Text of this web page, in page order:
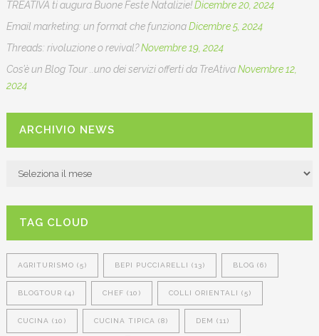
TREATIVA ti augura Buone Feste Natalizie!Dicembre 20, 2024
Email marketing: un format che funzionaDicembre 5, 2024
Threads: rivoluzione o revival?Novembre 19, 2024
Cos’è un Blog Tour ..uno dei servizi offerti da TreAtivaNovembre 12,
2024
ARCHIVIO NEWS
ARCHIVIO
TAG CLOUD
AGRITURISMO (5) BEPI PUCCIARELLI (13) BLOG (6)
BLOGTOUR (4) CHEF (10) COLLI ORIENTALI (5)
CUCINA (10) CUCINA TIPICA (8) DEM (11)